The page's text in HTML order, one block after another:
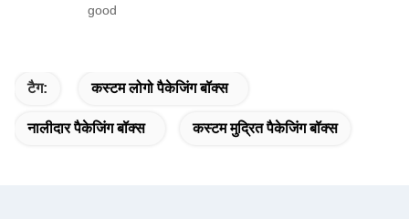
good
टैग: कस्टम लोगो पैकेजिंग बॉक्स
नालीदार पैकेजिंग बॉक्स कस्टम मुद्रित पैकेजिंग बॉक्स